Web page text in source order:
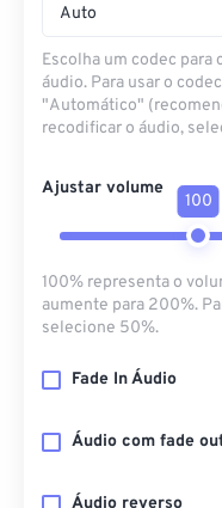
Auto
Escolha um codec para
áudio. Para usar o
"Automático"
recodificar o áudio,
Ajustar volume
100
100% representa o
aumente para 200%.
selecione 50%.
Fade In Áudio
Áudio com fade
Áudio reverso